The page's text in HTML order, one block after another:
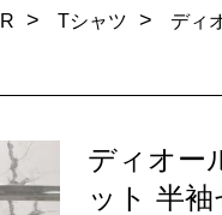
度を安心してお選びいた
をご利用いただけます。
。上質な仕上がりをお見
> Tシャツ > ディ
ディオー
ット 半